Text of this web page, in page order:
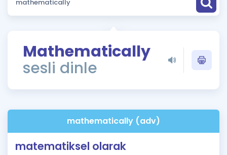
Puan Hesaplama
ÖSYM Sınav Takvimi
Kampanyalar
İngilizce Gramer
Mathematically
sesli dinle
mathematically (adv)
matematiksel olarak